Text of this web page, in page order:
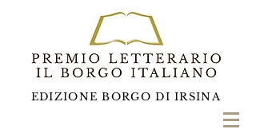
EDIZIONE BORGO DI IRSINA